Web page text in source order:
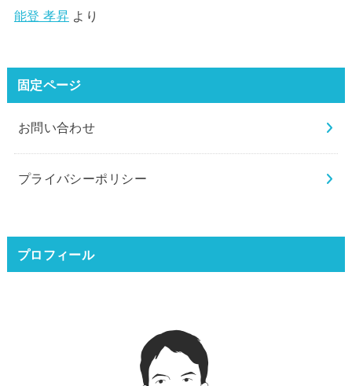
能登 孝昇より
固定ページ
お問い合わせ
プライバシーポリシー
プロフィール